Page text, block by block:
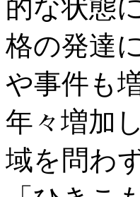
的な状態
格の発達
や事件も
年々増加
域を問わ